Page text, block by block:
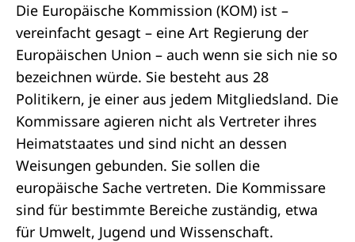
Die Europäische Kommission (KOM) ist –
vereinfacht gesagt – eine Art Regierung der
Europäischen Union – auch wenn sie sich nie so
bezeichnen würde. Sie besteht aus 28
Politikern, je einer aus jedem Mitgliedsland. Die
Kommissare agieren nicht als Vertreter ihres
Heimatstaates und sind nicht an dessen
Weisungen gebunden. Sie sollen die
europäische Sache vertreten. Die Kommissare
sind für bestimmte Bereiche zuständig, etwa
für Umwelt, Jugend und Wissenschaft.